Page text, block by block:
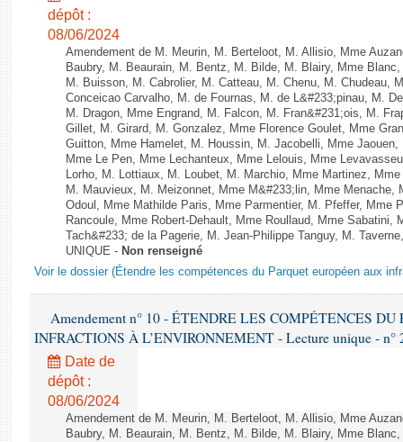
dépôt :
08/06/2024
Amendement de M. Meurin, M. Berteloot, M. Allisio, Mme
Baubry, M. Beaurain, M. Bentz, M. Bilde, M. Blairy, Mme
M. Buisson, M. Cabrolier, M. Catteau, M. Chenu, M. Chudeau,
Conceicao Carvalho, M. de Fournas, M. de L&#233;pinau, M.
M. Dragon, Mme Engrand, M. Falcon, M. Fran&#231;ois, M.
Gillet, M. Girard, M. Gonzalez, Mme Florence Goulet, Mme
Guitton, Mme Hamelet, M. Houssin, M. Jacobelli, Mme
Mme Le Pen, Mme Lechanteux, Mme Lelouis, Mme
Lorho, M. Lottiaux, M. Loubet, M. Marchio, Mme Martinez,
M. Mauvieux, M. Meizonnet, Mme M&#233;lin, Mme Menache,
Odoul, Mme Mathilde Paris, Mme Parmentier, M. Pfeffer, Mme
Rancoule, Mme Robert-Dehault, Mme Roullaud, Mme
Tach&#233; de la Pagerie, M. Jean-Philippe Tanguy, M.
UNIQUE - Non renseigné
Voir le dossier (Étendre les compétences du Parquet européen aux
Amendement n° 10 - ÉTENDRE LES COMPÉTENCES
INFRACTIONS À L’ENVIRONNEMENT - Lecture unique - n°
Date de
dépôt :
08/06/2024
Amendement de M. Meurin, M. Berteloot, M. Allisio, Mme
Baubry, M. Beaurain, M. Bentz, M. Bilde, M. Blairy, Mme